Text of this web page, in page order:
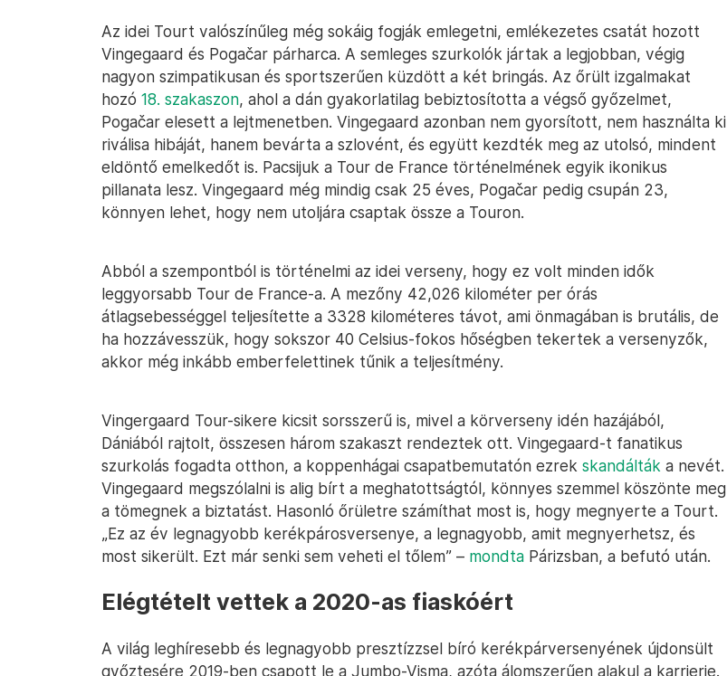
Az idei Tourt valószínűleg még sokáig fogják emlegetni, emlékezetes csatát hozott
Vingegaard és Pogačar párharca. A semleges szurkolók jártak a legjobban, végig
nagyon szimpatikusan és sportszerűen küzdött a két bringás. Az őrült izgalmakat
hozó 18. szakaszon, ahol a dán gyakorlatilag bebiztosította a végső győzelmet,
Pogačar elesett a lejtmenetben. Vingegaard azonban nem gyorsított, nem használta ki
riválisa hibáját, hanem bevárta a szlovént, és együtt kezdték meg az utolsó, mindent
eldöntő emelkedőt is. Pacsijuk a Tour de France történelmének egyik ikonikus
pillanata lesz. Vingegaard még mindig csak 25 éves, Pogačar pedig csupán 23,
könnyen lehet, hogy nem utoljára csaptak össze a Touron.
Abból a szempontból is történelmi az idei verseny, hogy ez volt minden idők
leggyorsabb Tour de France-a. A mezőny 42,026 kilométer per órás
átlagsebességgel teljesítette a 3328 kilométeres távot, ami önmagában is brutális, de
ha hozzávesszük, hogy sokszor 40 Celsius-fokos hőségben tekertek a versenyzők,
akkor még inkább emberfelettinek tűnik a teljesítmény.
Vingergaard Tour-sikere kicsit sorsszerű is, mivel a körverseny idén hazájából,
Dániából rajtolt, összesen három szakaszt rendeztek ott. Vingegaard-t fanatikus
szurkolás fogadta otthon, a koppenhágai csapatbemutatón ezrek skandálták a nevét.
Vingegaard megszólalni is alig bírt a meghatottságtól, könnyes szemmel köszönte meg
a tömegnek a biztatást. Hasonló őrületre számíthat most is, hogy megnyerte a Tourt.
„Ez az év legnagyobb kerékpárosversenye, a legnagyobb, amit megnyerhetsz, és
most sikerült. Ezt már senki sem veheti el tőlem” – mondta Párizsban, a befutó után.
Elégtételt vettek a 2020-as fiaskóért
A világ leghíresebb és legnagyobb presztízzsel bíró kerékpárversenyének újdonsült
győztesére 2019-ben csapott le a Jumbo-Visma, azóta álomszerűen alakul a karrierje.